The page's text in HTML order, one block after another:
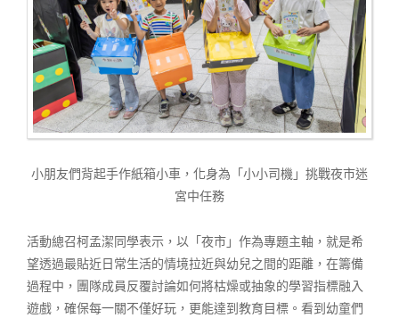
小朋友們背起手作紙箱小車，化身為「小小司機」挑戰夜市迷
宮中任務
活動總召柯孟潔同學表示，以「夜市」作為專題主軸，就是希
望透過最貼近日常生活的情境拉近與幼兒之間的距離，在籌備
過程中，團隊成員反覆討論如何將枯燥或抽象的學習指標融入
遊戲，確保每一關不僅好玩，更能達到教育目標。看到幼童們